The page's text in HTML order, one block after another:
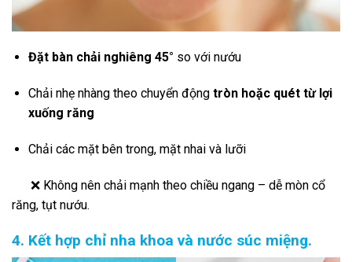
Đặt bàn chải nghiêng 45° so với nướu
Chải nhẹ nhàng theo chuyển động tròn hoặc quét từ lợi
xuống răng
Chải các mặt bên trong, mặt nhai và lưỡi
❌ Không nên chải mạnh theo chiều ngang – dễ mòn cổ
răng, tụt nướu.
4. Kết hợp chỉ nha khoa và nước súc miệng.